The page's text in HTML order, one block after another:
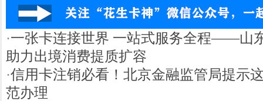
·一张卡连接世界 一站式服务全程——山
助力出境消费提质扩容
·信用卡注销必看！北京金融监管局提示
范办理